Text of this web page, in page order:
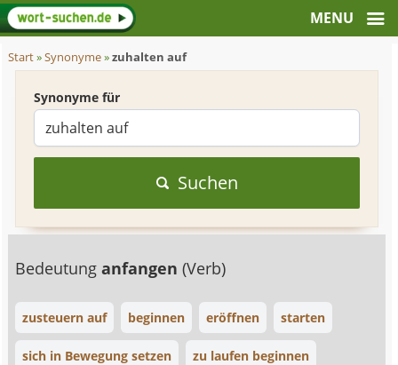
Start»Synonyme»zuhalten auf
Synonyme für
Suchen
Bedeutunganfangen(Verb)
zusteuern auf beginnen eröffnen starten
sich in Bewegung setzen zu laufen beginnen